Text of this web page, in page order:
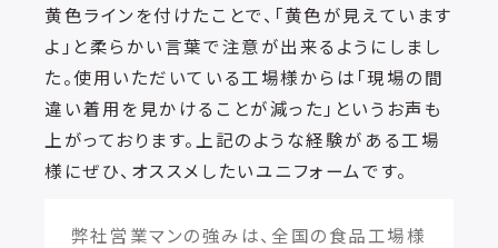
黄色ラインを付けたことで、「黄色が見えています
よ」と柔らかい言葉で注意が出来るようにしまし
た。使用いただいている工場様からは「現場の間
違い着用を見かけることが減った」というお声も
上がっております。上記のような経験がある工場
様にぜひ、オススメしたいユニフォームです。
弊社営業マンの強みは、全国の食品工場様